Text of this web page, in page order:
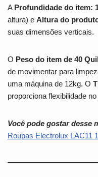
A Profundidade do item:
altura) e Altura do
suas dimensões verticais.
O Peso do item de 40
de movimentar para
uma máquina de 12kg. O
proporciona flexibilidade
Você pode gostar desse
Roupas Electrolux LAC11